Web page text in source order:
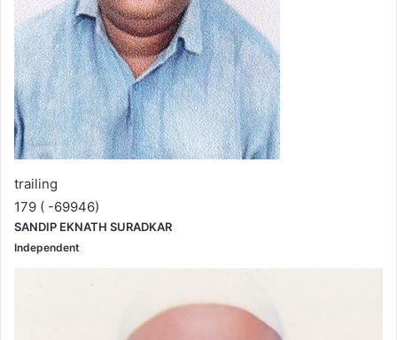
trailing
179 ( -69946)
SANDIP EKNATH SURADKAR
Independent